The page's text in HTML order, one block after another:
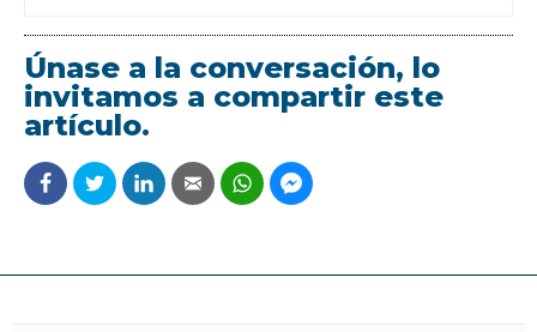
Únase a la conversación, lo
invitamos a compartir este
artículo.